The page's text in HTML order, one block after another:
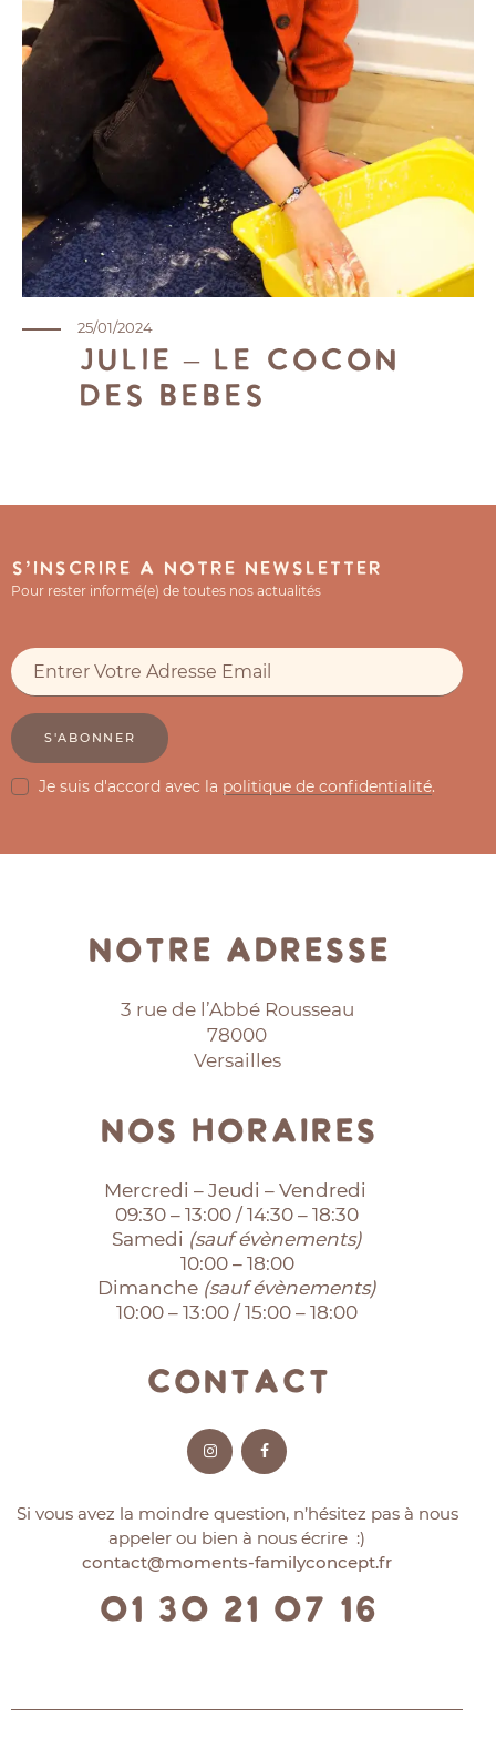
25/01/2024
Julie – Le cocon
des bébés
S'inscrire à notre newsletter
Pour rester informé(e) de toutes nos actualités
S'ABONNER
Je suis d'accord avec la politique de confidentialité.
Notre adresse
3 rue de l’Abbé Rousseau
78000
Versailles
Nos horaires
Mercredi – Jeudi – Vendredi
09:30 – 13:00 / 14:30 – 18:30
Samedi (sauf évènements)
10:00 – 18:00
Dimanche (sauf évènements)
10:00 – 13:00 / 15:00 – 18:00
Contact
Si vous avez la moindre question, n’hésitez pas à nous
appeler ou bien à nous écrire :)
contact@moments-familyconcept.fr
01 30 21 07 16